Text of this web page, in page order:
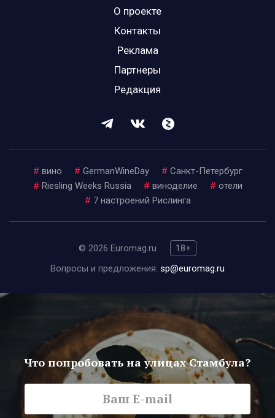
О проекте
Контакты
Реклама
Партнеры
Редакция
# вино # GermanWineDay # Санкт-Петербург
# Riesling Weeks Russia # виноделие # отели
# 7 настроений Рислинга
© 2026 Euromag.ru
18+
Вопросы и предложения: sp@euromag.ru
Что попробовать на улицах Стамбула?